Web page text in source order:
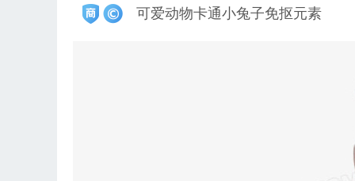
可爱动物卡通小兔子免抠元素